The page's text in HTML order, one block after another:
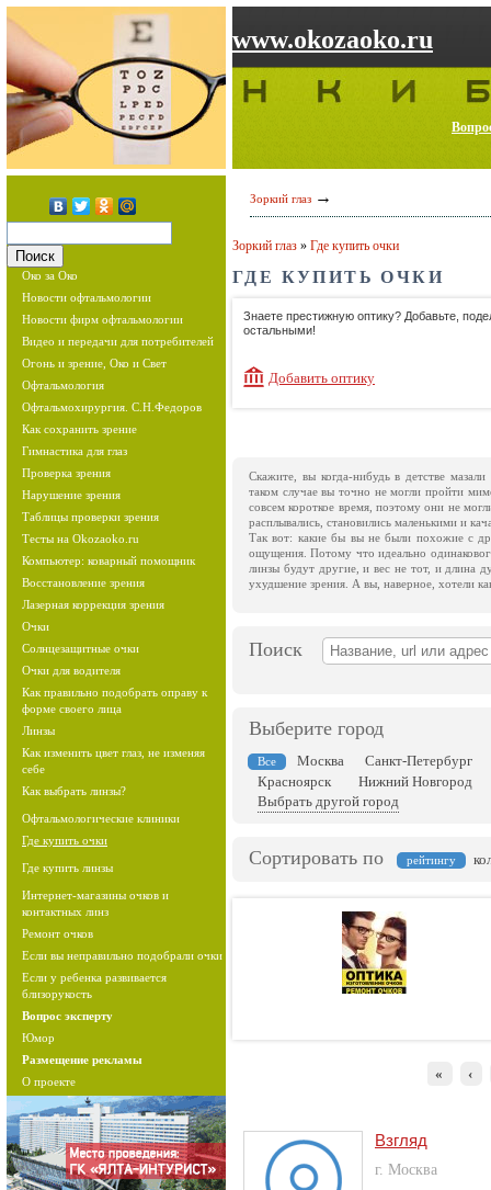
www.okozaoko.ru
Око за Око
Новости офтальмологии
Новости фирм офтальмологии
Видео и передачи для потребителей
Огонь и зрение, Око и Свет
Офтальмология
Офтальмохирургия. С.Н.Федоров
Как сохранить зрение
Гимнастика для глаз
Проверка зрения
Нарушение зрения
Таблицы проверки зрения
Тесты на Okozaoko.ru
Компьютер: коварный помощник
Восстановление зрения
Лазерная коррекция зрения
Очки
Солнцезащитные очки
Очки для водителя
Как правильно подобрать оправу к
форме своего лица
Линзы
Как изменить цвет глаз, не изменяя
себе
Как выбрать линзы?
Офтальмологические клиники
Где купить очки
Где купить линзы
Интернет-магазины очков и
контактных линз
Ремонт очков
Если вы неправильно подобрали очки
Если у ребенка развивается
близорукость
Вопрос эксперту
Юмор
Размещение рекламы
О проекте
Зоркий глаз →
Зоркий глаз » Где купить очки
ГДЕ КУПИТЬ ОЧКИ
Знаете престижную оптику? Добавьте,
остальными!
Добавить оптику
Скажите, вы когда-нибудь в детстве
таком случае вы точно не могли пройти
совсем короткое время, поэтому они не
расплывались, становились маленькими и
Так вот: какие бы вы не были похожие с
ощущения. Потому что идеально
линзы будут другие, и вес не тот, и длина
ухудшение зрения. А вы, наверное, хотели
Поиск
Выберите город
Все Москва
Санкт-Петербург
Красноярск
Нижний Новгород
Выбрать другой город
Сортировать по рейтингу
« ‹
Взгляд
г. Москва